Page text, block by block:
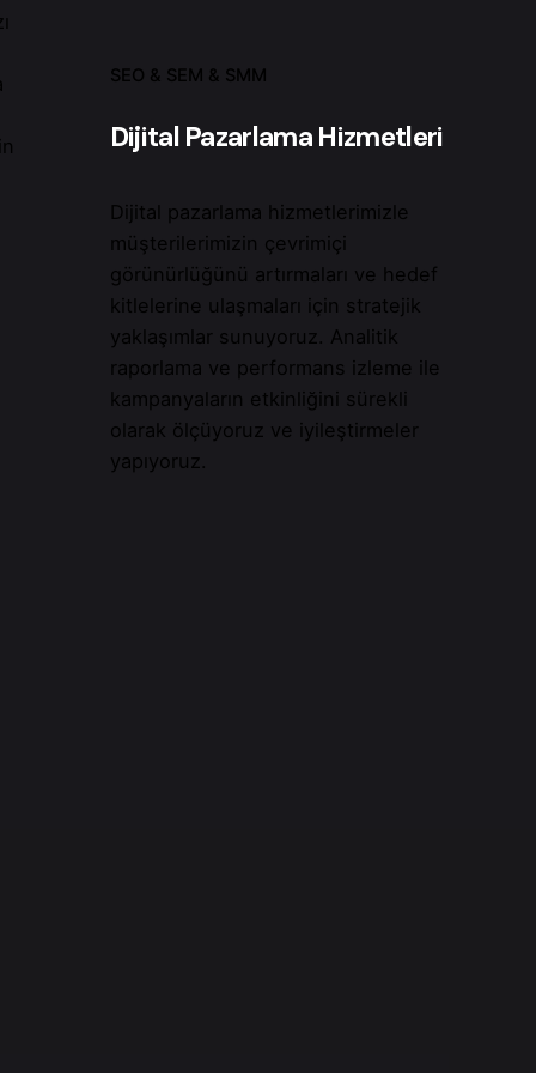
SEO & SEM & SMM
Dijital Pazarlama Hizmetleri
Dijital pazarlama hizmetlerimizle
müşterilerimizin çevrimiçi
görünürlüğünü artırmaları ve hedef
kitlelerine ulaşmaları için stratejik
yaklaşımlar sunuyoruz. Analitik
raporlama ve performans izleme ile
kampanyaların etkinliğini sürekli
olarak ölçüyoruz ve iyileştirmeler
yapıyoruz.